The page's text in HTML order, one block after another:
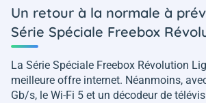
Un retour à la normale à
Série Spéciale Freebox
La Série Spéciale Freebox Révolution
meilleure offre internet. Néanmoins,
Gb/s, le Wi-Fi 5 et un décodeur de